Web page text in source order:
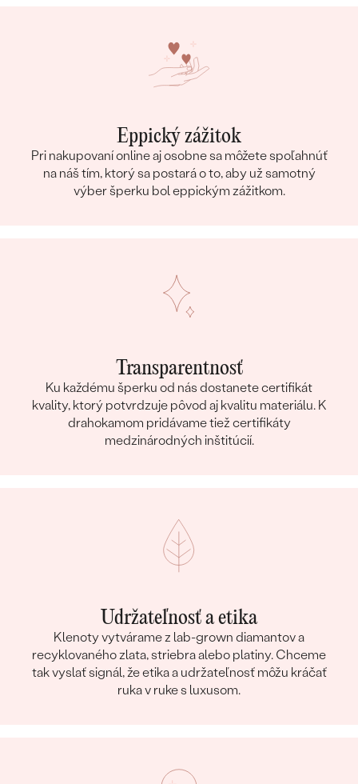
Eppický zážitok
Pri nakupovaní online aj osobne sa môžete spoľahnúť
na náš tím, ktorý sa postará o to, aby už samotný
výber šperku bol eppickým zážitkom.
Transparentnosť
Ku každému šperku od nás dostanete certifikát
kvality, ktorý potvrdzuje pôvod aj kvalitu materiálu. K
drahokamom pridávame tiež certifikáty
medzinárodných inštitúcií.
Udržateľnosť a etika
Klenoty vytvárame z lab-grown diamantov a
recyklovaného zlata, striebra alebo platiny. Chceme
tak vyslať signál, že etika a udržateľnosť môžu kráčať
ruka v ruke s luxusom.